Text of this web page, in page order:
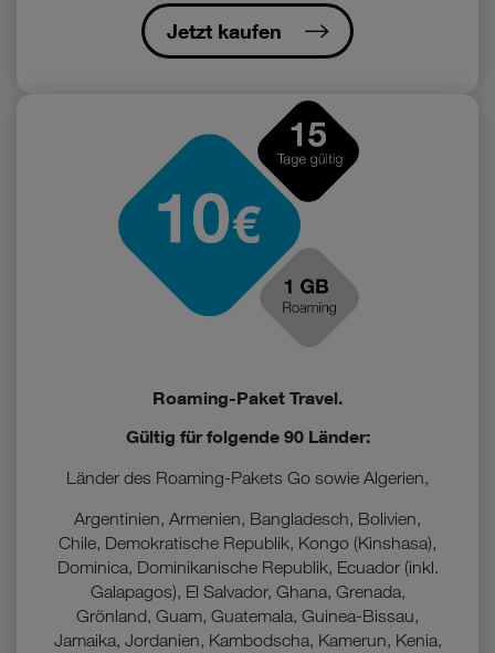
Jetzt kaufen
Roaming-Paket Travel.
Gültig für folgende 90 Länder:
Länder des Roaming-Pakets Go sowie Algerien,
Argentinien, Armenien, Bangladesch, Bolivien,
Chile, Demokratische Republik, Kongo (Kinshasa),
Dominica, Dominikanische Republik, Ecuador (inkl.
Galapagos), El Salvador, Ghana, Grenada,
Grönland, Guam, Guatemala, Guinea-Bissau,
Jamaika, Jordanien, Kambodscha, Kamerun, Kenia,